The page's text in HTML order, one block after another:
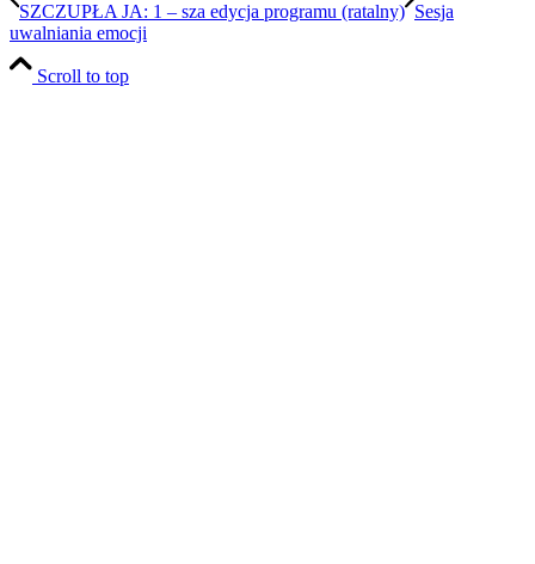
SZCZUPŁA JA: 1 – sza edycja programu (ratalny) Sesja
uwalniania emocji
Scroll to top